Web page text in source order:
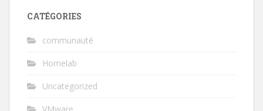
CATÉGORIES
communauté
Homelab
Uncategorized
VMware